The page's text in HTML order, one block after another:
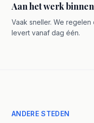
Aan het werk
Vaak sneller. We
levert vanaf dag één.
ANDERE STEDEN